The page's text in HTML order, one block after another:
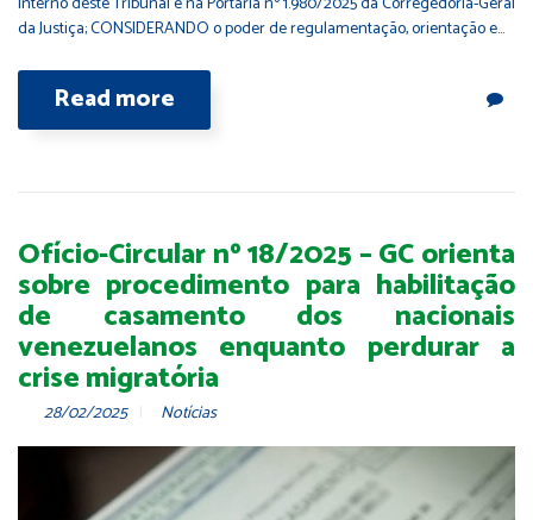
da Justiça; CONSIDERANDO o poder de regulamentação, orientação e…
Read more
Ofício-Circular nº 18/2025 – GC orienta
sobre procedimento para habilitação
de casamento dos nacionais
venezuelanos enquanto perdurar a
crise migratória
28/02/2025 Notícias